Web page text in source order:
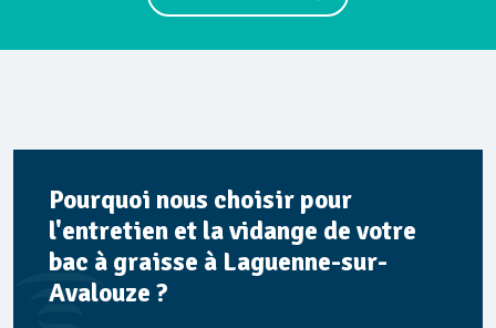
Pourquoi nous choisir pour
l'entretien et la vidange de votre
bac à graisse à Laguenne-sur-
Avalouze ?